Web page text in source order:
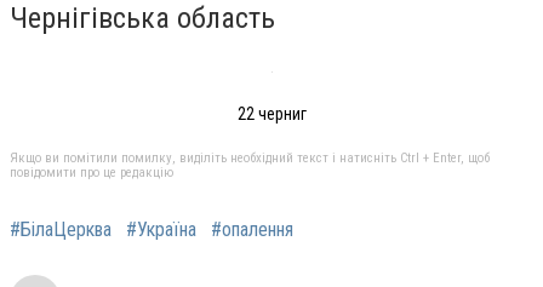
Чернігівська область
22 черниг
Якщо ви помітили помилку, виділіть необхідний текст і натисніть Ctrl + Enter, щоб
повідомити про це редакцію
#БілаЦерква #Україна #опалення